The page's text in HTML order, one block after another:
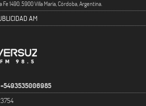
Fe 1490. 5900 Villa María, Córdoba, Argentina.
AM